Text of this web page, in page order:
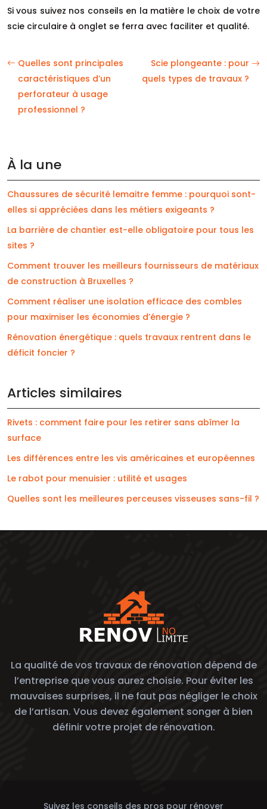
Si vous suivez nos conseils en la matière le choix de votre
scie circulaire à onglet se ferra avec faciliter et qualité.
Quelles sont principales
caractéristiques d’un
perforateur à usage
professionnel ?
Scie plongeante : pour
quels types de travaux ?
À la une
Chaussures de sécurité lemaitre femme : pourquoi sont-
elles si appréciées dans les métiers exigeants ?
La barrière de chantier est-elle obligatoire pour tous les
sites ?
Comment trouver les meilleurs fournisseurs de matériaux
de construction à Bruxelles ?
Comment réaliser une isolation efficace des combles
pour maximiser les économies d’énergie ?
Rénovation énergétique : quels travaux rentrent dans le
déficit foncier ?
Articles similaires
Rivets : comment faire pour les retirer sans abîmer la
surface
Les différences entre les vis américaines et européennes
Le rabot pour menuisier : utilité et usages
Quelles sont les meilleures perceuses visseuses sans-fil ?
La qualité de vos travaux de rénovation dépend de
l’entreprise que vous aurez choisie. Pour éviter les
mauvaises surprises, il ne faut pas négliger le choix
de l’artisan. Vous devez également songer à bien
définir votre projet de rénovation.
Suivez les conseils des pros pour rénover